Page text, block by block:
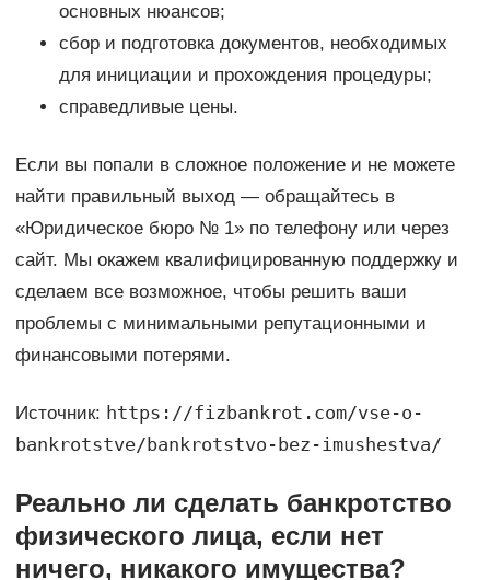
основных нюансов;
сбор и подготовка документов, необходимых
для инициации и прохождения процедуры;
справедливые цены.
Если вы попали в сложное положение и не можете
найти правильный выход — обращайтесь в
«Юридическое бюро № 1» по телефону или через
сайт. Мы окажем квалифицированную поддержку и
сделаем все возможное, чтобы решить ваши
проблемы с минимальными репутационными и
финансовыми потерями.
Источник: https://fizbankrot.com/vse-o-
bankrotstve/bankrotstvo-bez-imushestva/
Реально ли сделать банкротство
физического лица, если нет
ничего, никакого имущества?